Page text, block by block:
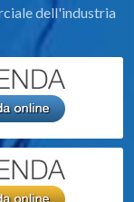
dell'industria